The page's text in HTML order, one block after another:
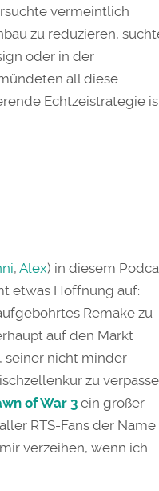
vermeintlich
zu reduzieren,
oder in der
all diese
Echtzeistrategie
, Alex) in diesem
etwas Hoffnung auf:
Remake zu
auf den Markt
seiner nicht minder
zu
of War 3ein großer
RTS-Fans der Name
verzeihen, wenn ich